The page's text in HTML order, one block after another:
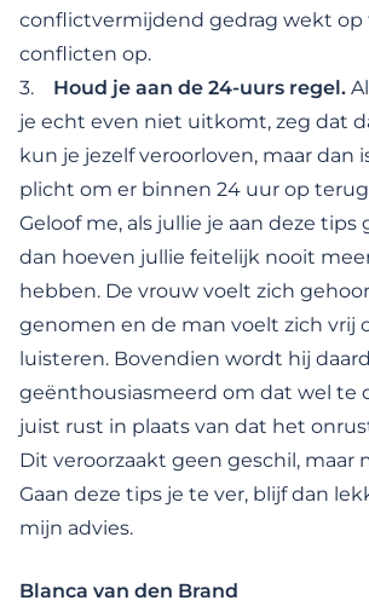
conflictvermijdend gedrag wekt op
conflicten op.
3. Houd je aan de 24-uurs regel.
je echt even niet uitkomt, zeg dat
kun je jezelf veroorloven, maar dan
plicht om er binnen 24 uur op
Geloof me, als jullie je aan deze tips
dan hoeven jullie feitelijk nooit
hebben. De vrouw voelt zich
genomen en de man voelt zich vrij
luisteren. Bovendien wordt hij
geënthousiasmeerd om dat wel te
juist rust in plaats van dat het
Dit veroorzaakt geen geschil, maar
Gaan deze tips je te ver, blijf dan
mijn advies.
Blanca van den Brand